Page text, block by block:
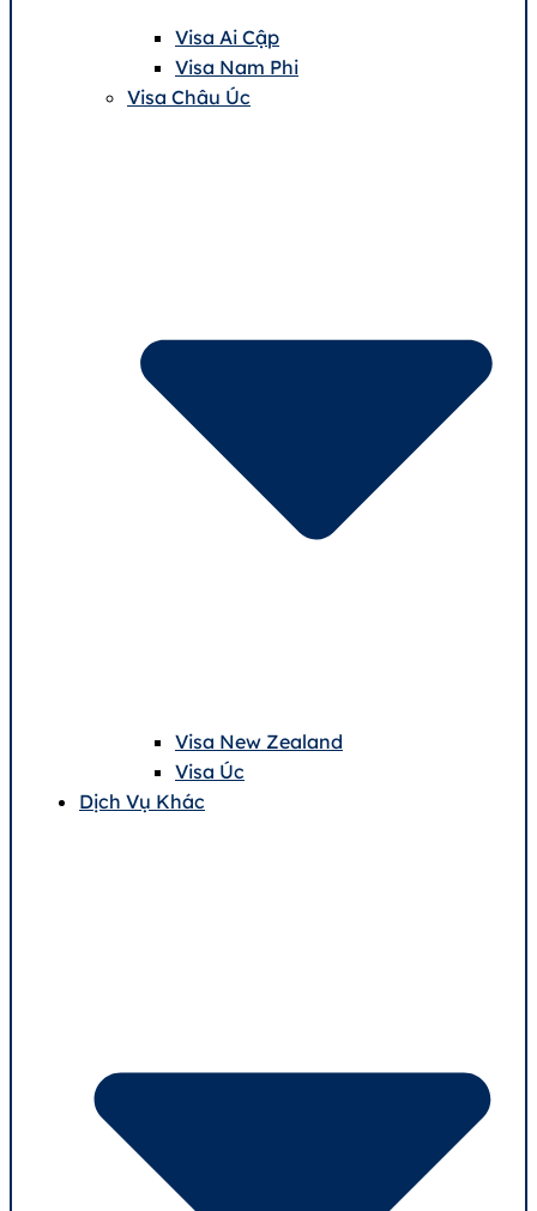
Visa Ai Cập
Visa Nam Phi
Visa Châu Úc
Visa New Zealand
Visa Úc
Dịch Vụ Khác